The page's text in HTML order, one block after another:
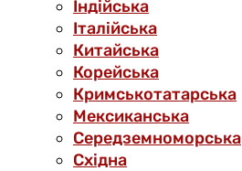
Індійська
Італійська
Китайська
Корейська
Кримськотатарська
Мексиканська
Середземноморська
Східна